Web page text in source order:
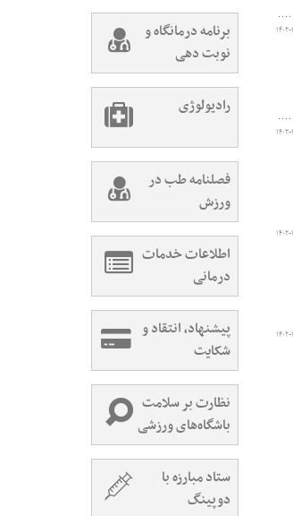
برنامه درمانگاه و
نوبت دهی
رادیولوژی
فصلنامه طب در
ورزش
اطلاعات خدمات
درمانی
پیشنهاد، انتقاد و
شکایت
نظارت بر سلامت
باشگاه‌های ورزشی
ستاد مبارزه با
دوپینگ